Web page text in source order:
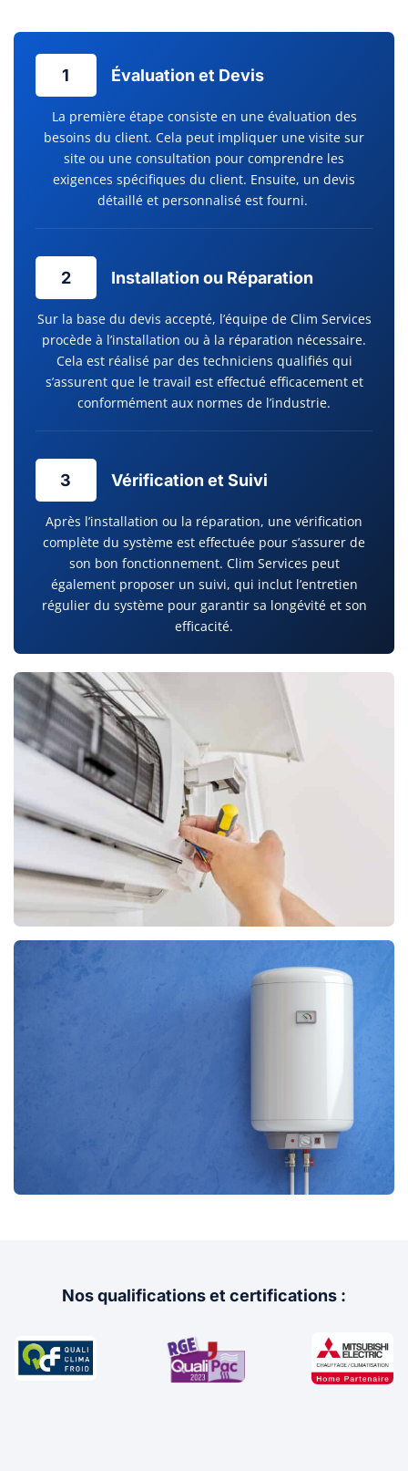
1 Évaluation et Devis
La première étape consiste en une évaluation des
besoins du client. Cela peut impliquer une visite sur
site ou une consultation pour comprendre les
exigences spécifiques du client. Ensuite, un devis
détaillé et personnalisé est fourni.
2 Installation ou Réparation
Sur la base du devis accepté, l’équipe de Clim Services
procède à l’installation ou à la réparation nécessaire.
Cela est réalisé par des techniciens qualifiés qui
s’assurent que le travail est effectué efficacement et
conformément aux normes de l’industrie.
3 Vérification et Suivi
Après l’installation ou la réparation, une vérification
complète du système est effectuée pour s’assurer de
son bon fonctionnement. Clim Services peut
également proposer un suivi, qui inclut l’entretien
régulier du système pour garantir sa longévité et son
efficacité.
Nos qualifications et certifications :